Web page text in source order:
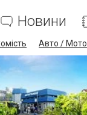
Новини
Авто / Мото